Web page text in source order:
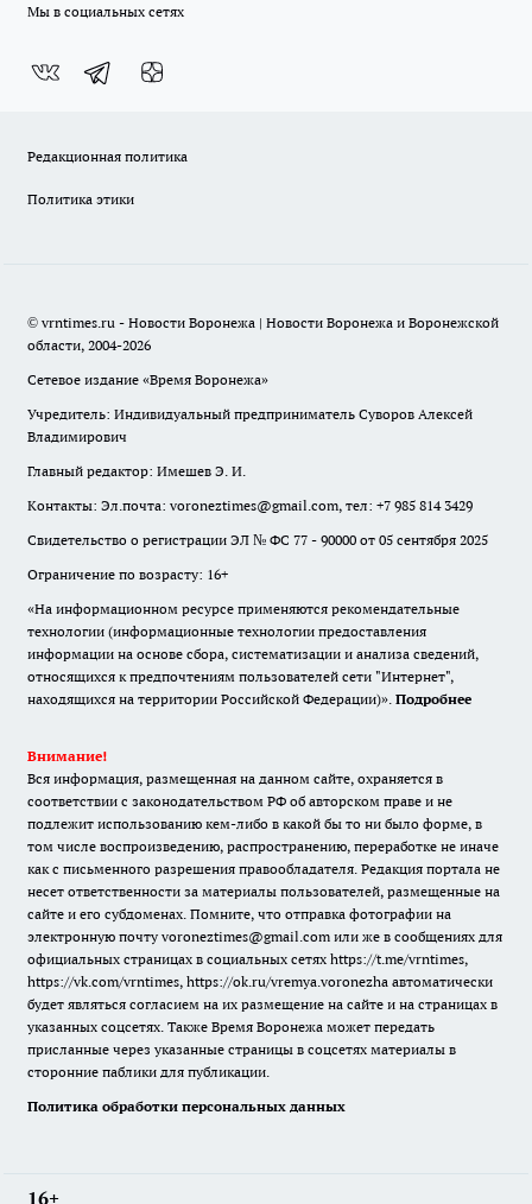
Мы в социальных сетях
Редакционная политика
Политика этики
© vrntimes.ru - Новости Воронежа | Новости Воронежа и Воронежской
области, 2004-2026
Сетевое издание «Время Воронежа»
Учредитель: Индивидуальный предприниматель Суворов Алексей
Владимирович
Главный редактор: Имешев Э. И.
Контакты: Эл.почта: voroneztimes@gmail.com, тел: +7 985 814 3429
Свидетельство о регистрации ЭЛ № ФС 77 - 90000 от 05 сентября 2025
Ограничение по возрасту: 16+
«На информационном ресурсе применяются рекомендательные
технологии (информационные технологии предоставления
информации на основе сбора, систематизации и анализа сведений,
относящихся к предпочтениям пользователей сети "Интернет",
находящихся на территории Российской Федерации)». Подробнее
Внимание!
Вся информация, размещенная на данном сайте, охраняется в
соответствии с законодательством РФ об авторском праве и не
подлежит использованию кем-либо в какой бы то ни было форме, в
том числе воспроизведению, распространению, переработке не иначе
как с письменного разрешения правообладателя. Редакция портала не
несет ответственности за материалы пользователей, размещенные на
сайте и его субдоменах. Помните, что отправка фотографии на
электронную почту voroneztimes@gmail.com или же в сообщениях для
официальных страницах в социальных сетях https://t.me/vrntimes,
https://vk.com/vrntimes, https://ok.ru/vremya.voronezha автоматически
будет являться согласием на их размещение на сайте и на страницах в
указанных соцсетях. Также Время Воронежа может передать
присланные через указанные страницы в соцсетях материалы в
сторонние паблики для публикации.
Политика обработки персональных данных
16+